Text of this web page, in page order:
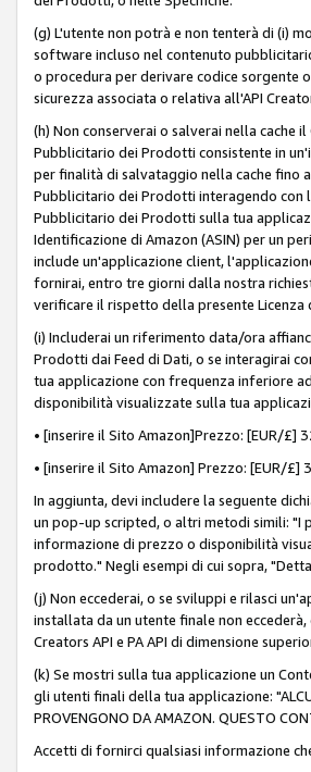
(g) L'utente non potrà e non tenterà di (i)
software incluso nel contenuto
o procedura per derivare codice sorgente
sicurezza associata o relativa all'API
(h) Non conserverai o salverai nella cache
Pubblicitario dei Prodotti consistente in
per finalità di salvataggio nella cache fino
Pubblicitario dei Prodotti interagendo con
Pubblicitario dei Prodotti sulla tua
Identificazione di Amazon (ASIN) per un
include un'applicazione client,
fornirai, entro tre giorni dalla nostra
verificare il rispetto della presente Licenza
(i) Includerai un riferimento data/ora
Prodotti dai Feed di Dati, o se interagirai
tua applicazione con frequenza inferiore
disponibilità visualizzate sulla tua
• [inserire il Sito Amazon]Prezzo: [EUR/
• [inserire il Sito Amazon] Prezzo: [EUR/
In aggiunta, devi includere la seguente
un pop-up scripted, o altri metodi simili: "I
informazione di prezzo o disponibilità
prodotto." Negli esempi di cui sopra,
(j) Non eccederai, o se sviluppi e rilasci
installata da un utente finale non
Creators API e PA API di dimensione
(k) Se mostri sulla tua applicazione un
gli utenti finali della tua applicazione:
PROVENGONO DA AMAZON. QUESTO
Accetti di fornirci qualsiasi informazione